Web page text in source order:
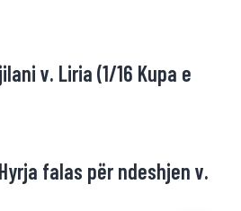
v. Liria (1/16 Kupa e
falas për ndeshjen v.